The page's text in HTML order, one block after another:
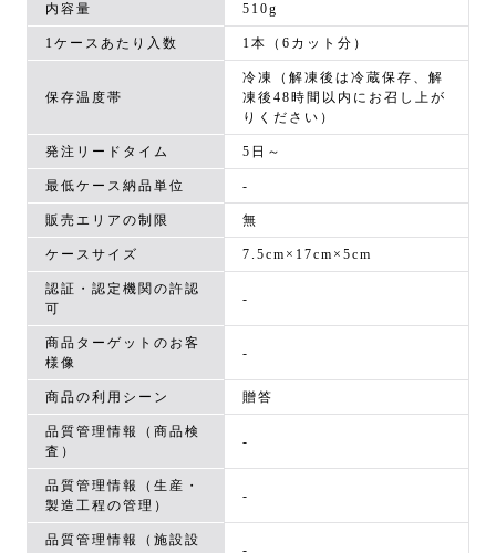
内容量 510g
1ケースあたり入数 1本（6カット分）
保存温度帯
冷凍（解凍後は冷蔵保存、解
凍後48時間以内にお召し上が
りください）
発注リードタイム 5日～
最低ケース納品単位 -
販売エリアの制限 無
ケースサイズ 7.5cm×17cm×5cm
認証・認定機関の許認
可
-
商品ターゲットのお客
様像
-
商品の利用シーン 贈答
品質管理情報（商品検
査）
-
品質管理情報（生産・
製造工程の管理）
-
品質管理情報（施設設
-